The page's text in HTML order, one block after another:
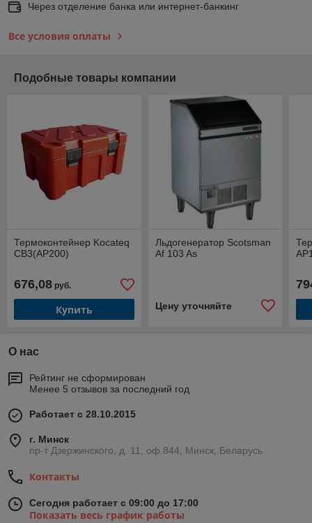
Через отделение банка или интернет-банкинг
Все условия оплаты
Подобные товары компании
Термоконтейнер Kocateq
CB3(AP200)
676,08 руб.
Купить
Льдогенератор Scotsman
Af 103 As
Цену уточняйте
О нас
Рейтинг не сформирован
Менее 5 отзывов за последний год
Работает с 28.10.2015
г. Минск
пр-т Дзержинского, д. 11, оф.844, Минск, Беларусь
Контакты
Сегодня работает с 09:00 до 17:00
Показать весь график работы